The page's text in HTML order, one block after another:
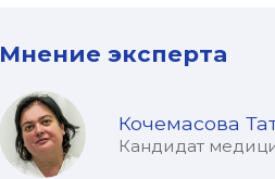
Мнение эксперта
Кочемасова
Кандидат